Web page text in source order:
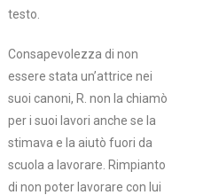
testo.
Consapevolezza di non
essere stata un’attrice nei
suoi canoni, R. non la chiamò
per i suoi lavori anche se la
stimava e la aiutò fuori da
scuola a lavorare. Rimpianto
di non poter lavorare con lui